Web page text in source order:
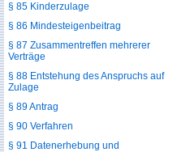
§ 85 Kinderzulage
§ 86 Mindesteigenbeitrag
§ 87 Zusammentreffen mehrerer
Verträge
§ 88 Entstehung des Anspruchs auf
Zulage
§ 89 Antrag
§ 90 Verfahren
§ 91 Datenerhebung und